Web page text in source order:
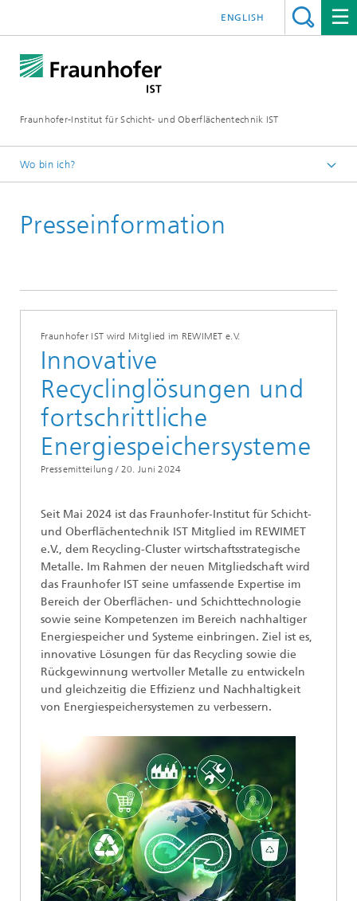
Fraunhofer-Institut für Schicht- und Oberflächentechnik IST
ENGLISH
Wo bin ich?
Presse | Publikationen
Presseinformation
Fraunhofer IST wird Mitglied im REWIMET e.V.
Innovative
Recyclinglösungen und
fortschrittliche
Energiespeichersysteme
Pressemitteilung / 20. Juni 2024
Seit Mai 2024 ist das Fraunhofer-Institut für Schicht-
und Oberflächentechnik IST Mitglied im REWIMET
e.V., dem Recycling-Cluster wirtschaftsstrategische
Metalle. Im Rahmen der neuen Mitgliedschaft wird
das Fraunhofer IST seine umfassende Expertise im
Bereich der Oberflächen- und Schichttechnologie
sowie seine Kompetenzen im Bereich nachhaltiger
Energiespeicher und Systeme einbringen. Ziel ist es,
innovative Lösungen für das Recycling sowie die
Rückgewinnung wertvoller Metalle zu entwickeln
und gleichzeitig die Effizienz und Nachhaltigkeit
von Energiespeichersystemen zu verbessern.